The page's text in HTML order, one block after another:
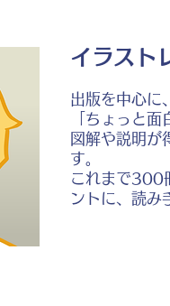
イラスト
出版を中心に
「ちょっと
図解や説明が
す。
これまで300
ントに、読み